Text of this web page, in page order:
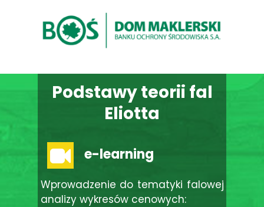
Podstawy teorii fal
Eliotta
e-learning
Wprowadzenie do tematyki falowej
analizy wykresów cenowych: